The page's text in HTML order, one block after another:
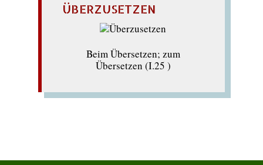
ÜBERZUSETZEN
Beim Übersetzen; zum
Übersetzen (I.25 )